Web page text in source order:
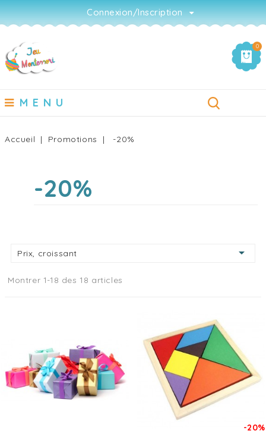
Connexion/Inscription
0
MENU
Accueil Promotions -20%
-20%
Prix, croissant 
Montrer 1-18 des 18 articles
-20%